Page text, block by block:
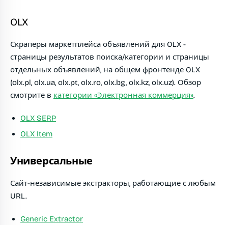
OLX
Скраперы маркетплейса объявлений для OLX -
страницы результатов поиска/категории и страницы
отдельных объявлений, на общем фронтенде OLX
(olx.pl, olx.ua, olx.pt, olx.ro, olx.bg, olx.kz, olx.uz). Обзор
смотрите в категории «Электронная коммерция».
OLX SERP
OLX Item
Универсальные
Сайт-независимые экстракторы, работающие с любым
URL.
Generic Extractor